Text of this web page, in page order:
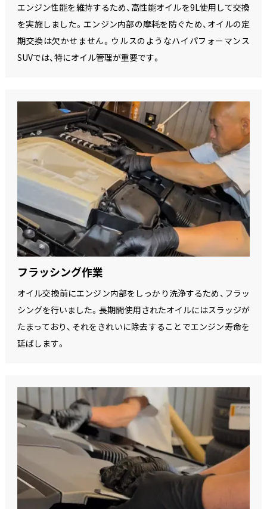
エンジン性能を維持するため、高性能オイルを9L使用して交換
を実施しました。エンジン内部の摩耗を防ぐため、オイルの定
期交換は欠かせません。ウルスのようなハイパフォーマンス
SUVでは、特にオイル管理が重要です。
フラッシング作業
オイル交換前にエンジン内部をしっかり洗浄するため、フラッ
シングを行いました。長期間使用されたオイルにはスラッジが
たまっており、それをきれいに除去することでエンジン寿命を
延ばします。